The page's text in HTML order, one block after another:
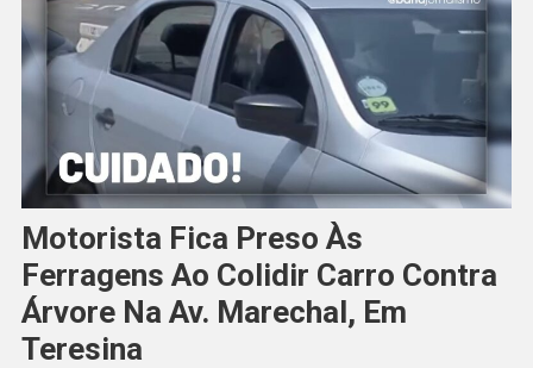
Motorista Fica Preso Às
Ferragens Ao Colidir Carro Contra
Árvore Na Av. Marechal, Em
Teresina